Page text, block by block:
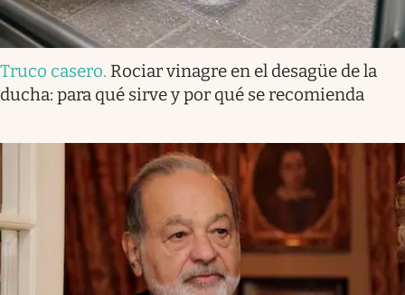
Truco casero. Rociar vinagre en el desagüe de la
ducha: para qué sirve y por qué se recomienda